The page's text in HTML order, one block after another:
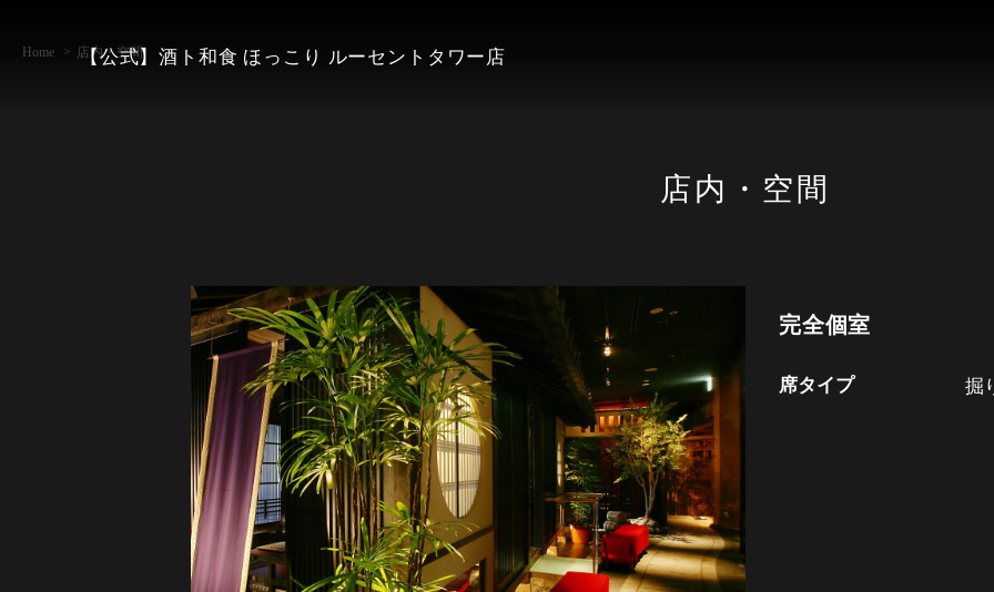
【公式】酒ト和食 ほっこり ルーセントタワー店
Home 店内・空間
店内・空間
完全個室
席タイプ 掘